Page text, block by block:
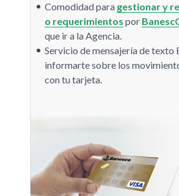
Comodidad para gestionar y
o requerimientos por
que ir a la Agencia.
Servicio de mensajería de texto
informarte sobre los
con tu tarjeta.